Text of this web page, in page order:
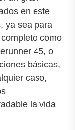
en este
ya sea para
como
45, o
básicas,
caso,
la vida